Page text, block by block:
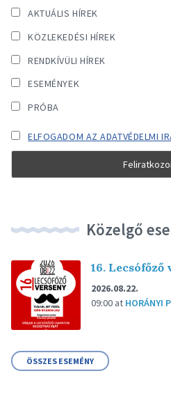
AKTUÁLIS HÍREK
KÖZLEKEDÉSI HÍREK
RENDKÍVÜLI HÍREK
ESEMÉNYEK
PRÓBA
ELFOGADOM AZ ADATVÉDELMI
Közelgő
16. Lecsófőző
2026.08.22.
09:00 at HORÁNYI
ÖSSZES ESEMÉNY